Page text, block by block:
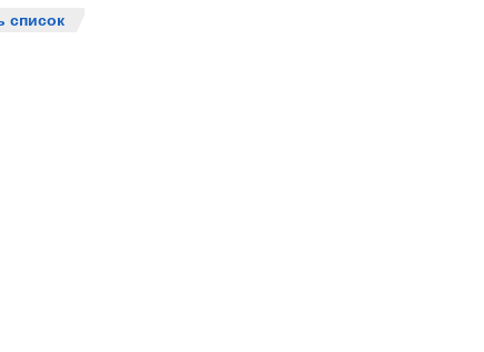
список